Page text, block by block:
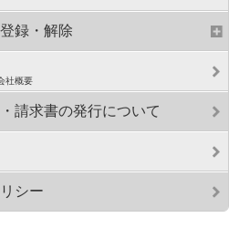
録・解除
社概要
請求書の発行について
シー